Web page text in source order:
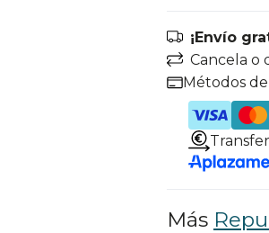
¡Envío
Cancela o
Métodos
Más